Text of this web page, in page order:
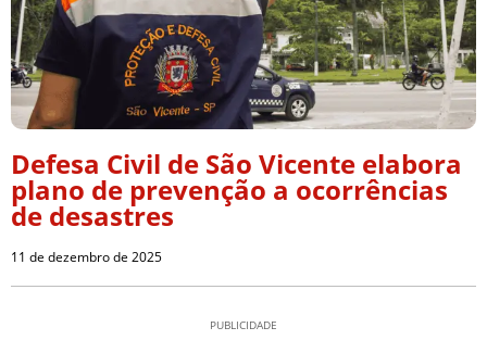
Defesa Civil de São Vicente elabora
plano de prevenção a ocorrências
de desastres
11 de dezembro de 2025
PUBLICIDADE